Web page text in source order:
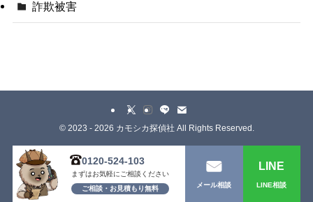
詐欺被害
0120-524-103
まずはお気軽にご相談ください
ご相談・お見積もり無料
メール相談
LINE
LINE相談
©2023 - 2026 カモシカ探偵社 All Rights Reserved.